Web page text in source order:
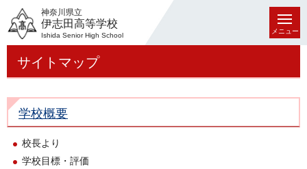
神奈川県立
伊志田高等学校
Ishida Senior High School
メニュー
サイトマップ
学校概要
校長より
学校目標・評価